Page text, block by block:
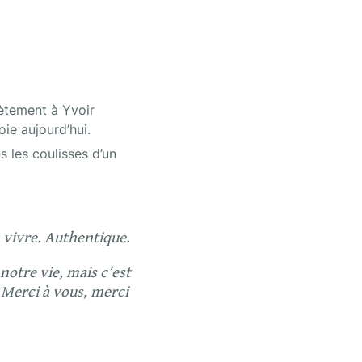
à Yvoir
aujourd’hui.
les coulisses d’un
Authentique.
vie, mais c’est
à vous, merci